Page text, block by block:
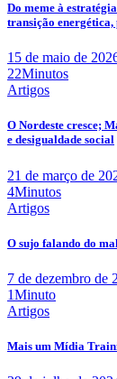
Do meme à
transição
15 de maio de
22Minutos
Artigos
O Nordeste cresce;
e desigualdade social
21 de março de
4Minutos
Artigos
O sujo falando do
7 de dezembro de
1Minuto
Artigos
Mais um Mídia